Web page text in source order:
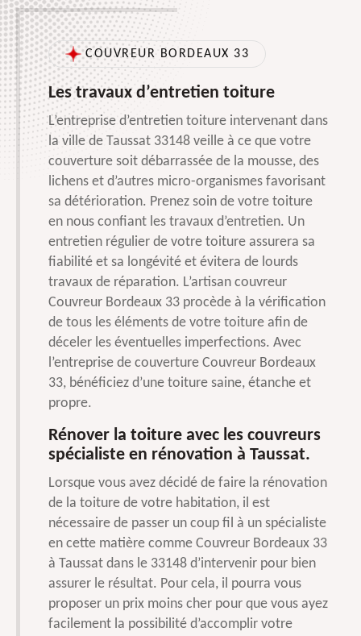
COUVREUR BORDEAUX 33
Les travaux d’entretien toiture
L’entreprise d’entretien toiture intervenant dans
la ville de Taussat 33148 veille à ce que votre
couverture soit débarrassée de la mousse, des
lichens et d’autres micro-organismes favorisant
sa détérioration. Prenez soin de votre toiture
en nous confiant les travaux d’entretien. Un
entretien régulier de votre toiture assurera sa
fiabilité et sa longévité et évitera de lourds
travaux de réparation. L’artisan couvreur
Couvreur Bordeaux 33 procède à la vérification
de tous les éléments de votre toiture afin de
déceler les éventuelles imperfections. Avec
l’entreprise de couverture Couvreur Bordeaux
33, bénéficiez d’une toiture saine, étanche et
propre.
Rénover la toiture avec les couvreurs
spécialiste en rénovation à Taussat.
Lorsque vous avez décidé de faire la rénovation
de la toiture de votre habitation, il est
nécessaire de passer un coup fil à un spécialiste
en cette matière comme Couvreur Bordeaux 33
à Taussat dans le 33148 d’intervenir pour bien
assurer le résultat. Pour cela, il pourra vous
proposer un prix moins cher pour que vous ayez
facilement la possibilité d’accomplir votre